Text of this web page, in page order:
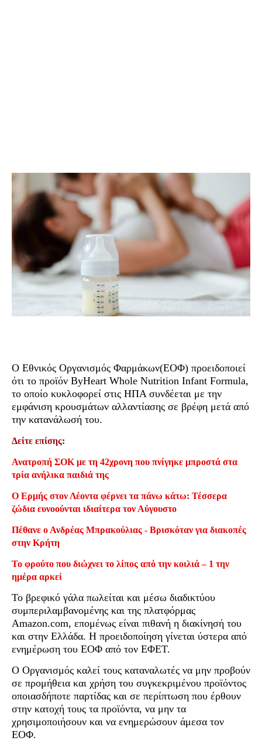
Ο Εθνικός Οργανισμός Φαρμάκων(ΕΟΦ) προειδοποιεί
ότι το προϊόν ByHeart Whole Nutrition Infant Formula,
το οποίο κυκλοφορεί στις ΗΠΑ συνδέεται με την
εμφάνιση κρουσμάτων αλλαντίασης σε βρέφη μετά από
την κατανάλωσή του.
Δείτε επίσης:
Ανατροπή ΣΟΚ με τη 42χρονη που πνίγηκε μπροστά στα
τρία ανήλικα παιδιά της
Ο Ερμής στον Λέοντα φέρνει τα πάνω κάτω: Τέσσερα
ζώδια ευνοούνται ιδιαίτερα τον Αύγουστο
Πέθανε ο Ανδρέας Μπρακούλιας - Βρισκόταν για διακοπές
στην Κρήτη
Το φρούτο που διώχνει το λίπος από την κοιλιά – 1 την
ημέρα αρκεί
Το βρεφικό γάλα πωλείται και μέσω διαδικτύου
συμπεριλαμβανομένης και της πλατφόρμας
Amazon.com, επομένως είναι πιθανή η διακίνησή του
και στην Ελλάδα. Η προειδοποίηση γίνεται ύστερα από
ενημέρωση του ΕΟΦ από τον ΕΦΕΤ.
Ο Οργανισμός καλεί τους καταναλωτές να μην προβούν
σε προμήθεια και χρήση του συγκεκριμένου προϊόντος
οποιασδήποτε παρτίδας και σε περίπτωση που έρθουν
στην κατοχή τους τα προϊόντα, να μην τα
χρησιμοποιήσουν και να ενημερώσουν άμεσα τον
ΕΟΦ.